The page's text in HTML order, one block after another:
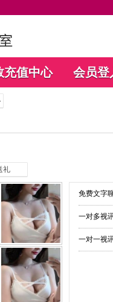
充值中心 会员登
礼
免费文字
一对多视
一对一视